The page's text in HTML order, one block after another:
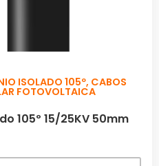
ISOLADO 105º, CABOS
FOTOVOLTAICA
105º 15/25KV 50mm